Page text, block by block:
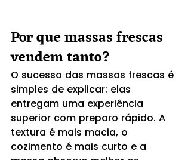
Por que massas frescas
vendem tanto?
O sucesso das massas frescas é
simples de explicar: elas
entregam uma experiência
superior com preparo rápido. A
textura é mais macia, o
cozimento é mais curto e a